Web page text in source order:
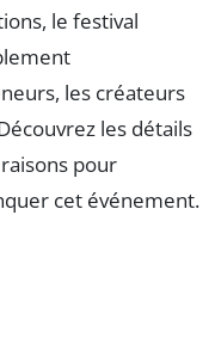
le festival
les créateurs
les détails
pour
cet événement.